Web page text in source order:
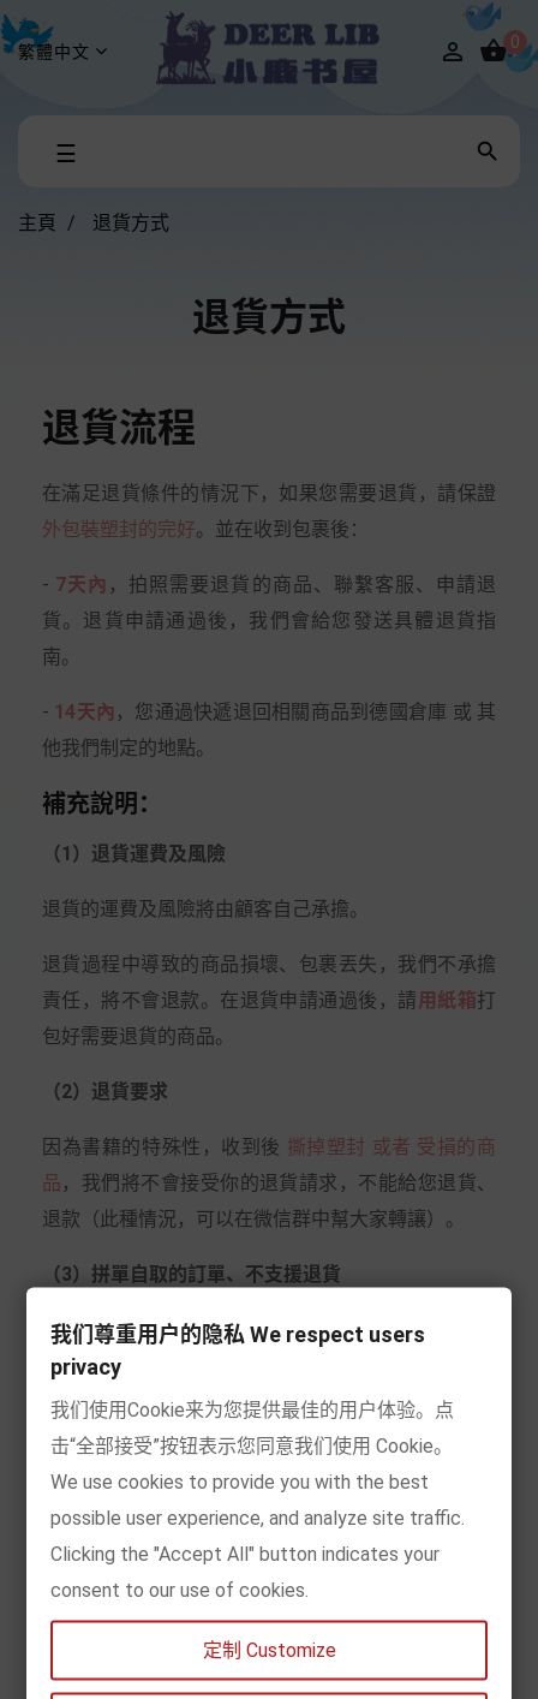
繁體中文  0
Toggle
☰ 
主頁 退貨方式
退貨方式
退貨流程
在滿足退貨條件的情況下，如果您需要退貨，請保證
外包裝塑封的完好。並在收到包裹後：
- 7天內 ，拍照需要退貨的商品、聯繫客服、申請退
貨。退貨申請通過後，我們會給您發送具體退貨指
南。
- 14天內 ，您通過快遞退回相關商品到德國倉庫 或 其
他我們制定的地點。
補充說明：
（1）退貨運費及風險
退貨的運費及風險將由顧客自己承擔。
退貨過程中導致的商品損壞、包裹丟失，我們不承擔
責任，將不會退款。在退貨申請通過後，請用紙箱打
包好需要退貨的商品。
（2）退貨要求
因為書籍的特殊性，收到後 撕掉塑封 或者 受損的商
品 ，我們將不會接受你的退貨請求，不能給您退貨、
退款（此種情況，可以在微信群中幫大家轉讓）。
（3）拼單自取的訂單、不支援退貨
退款流程
在收到您的退貨包裹，我們檢查後，符合退貨、退款
條件的情況下，我們會在5~10個工作日內退款。
1. 退款金額中，需要扣除發貨的運費（費用為 下面
費表格
歐盟其他國
家
我们尊重用户的隐私 We respect users
privacy
我们使用Cookie来为您提供最佳的用户体验。点
击“全部接受”按钮表示您同意我们使用 Cookie。
We use cookies to provide you with the best
possible user experience, and analyze site traffic.
Clicking the "Accept All" button indicates your
consent to our use of cookies.
定制 Customize